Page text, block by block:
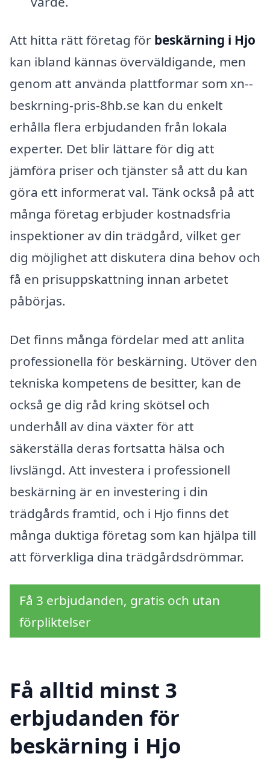
Att hitta rätt företag för beskärning i Hjo
kan ibland kännas överväldigande, men
genom att använda plattformar som xn--
beskrning-pris-8hb.se kan du enkelt
erhålla flera erbjudanden från lokala
experter. Det blir lättare för dig att
jämföra priser och tjänster så att du kan
göra ett informerat val. Tänk också på att
många företag erbjuder kostnadsfria
inspektioner av din trädgård, vilket ger
dig möjlighet att diskutera dina behov och
få en prisuppskattning innan arbetet
påbörjas.
Det finns många fördelar med att anlita
professionella för beskärning. Utöver den
tekniska kompetens de besitter, kan de
också ge dig råd kring skötsel och
underhåll av dina växter för att
säkerställa deras fortsatta hälsa och
livslängd. Att investera i professionell
beskärning är en investering i din
trädgårds framtid, och i Hjo finns det
många duktiga företag som kan hjälpa till
att förverkliga dina trädgårdsdrömmar.
Få 3 erbjudanden, gratis och utan
förpliktelser
Få alltid minst 3
erbjudanden för
beskärning i Hjo